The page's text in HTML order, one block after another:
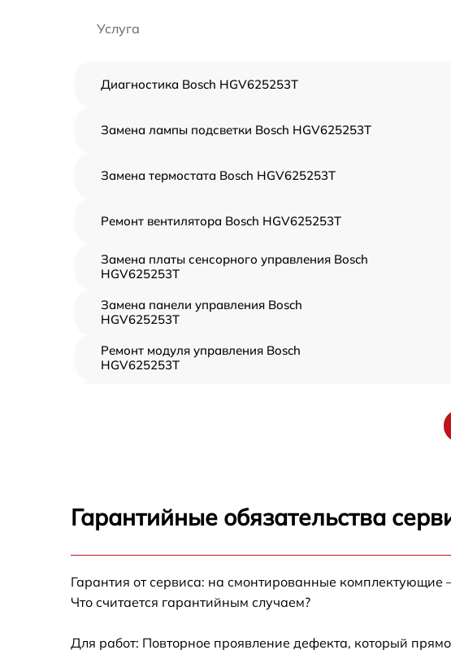
Услуга
Диагностика Bosch HGV625253T
Замена лампы подсветки Bosch HGV625253T
Замена термостата Bosch HGV625253T
Ремонт вентилятора Bosch HGV625253T
Замена платы сенсорного управления Bosch
HGV625253T
Замена панели управления Bosch
HGV625253T
Ремонт модуля управления Bosch
HGV625253T
Ремонт конфорки с расширением Bosch
HGV625253T
HGV625253T
Гарантийные обязательства
Гарантия от сервиса: на смонтированные комплектующие
Что считается гарантийным случаем?
Для работ: Повторное проявление дефекта, который